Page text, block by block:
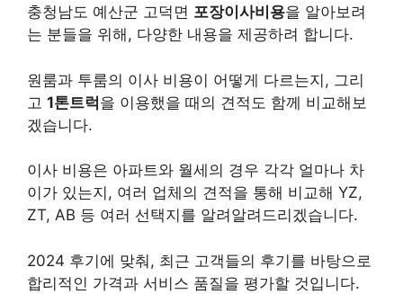
충청남도 예산군 고덕면 포장이사비용을 알아보려
는 분들을 위해, 다양한 내용을 제공하려 합니다.
원룸과 투룸의 이사 비용이 어떻게 다르는지, 그리
고 1톤트럭을 이용했을 때의 견적도 함께 비교해보
겠습니다.
이사 비용은 아파트와 월세의 경우 각각 얼마나 차
이가 있는지, 여러 업체의 견적을 통해 비교해 YZ,
ZT, AB 등 여러 선택지를 알려알려드리겠습니다.
2024 후기에 맞춰, 최근 고객들의 후기를 바탕으로
합리적인 가격과 서비스 품질을 평가할 것입니다.